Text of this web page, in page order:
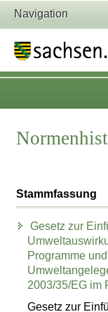
Navigation
Stammfassung
Gesetz zur
Programme
2003/35/EG im
Gesetz zur